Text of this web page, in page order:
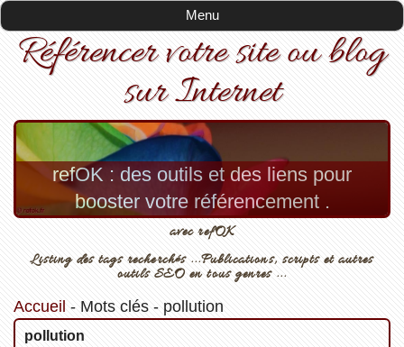
Menu
Référencer votre site ou blog
sur Internet
refOK : des outils et des liens pour
booster votre référencement .
avec refOK
Listing des tags recherchés ...Publications, scripts et autres
outils SEO en tous genres ...
Accueil - Mots clés- pollution
pollution